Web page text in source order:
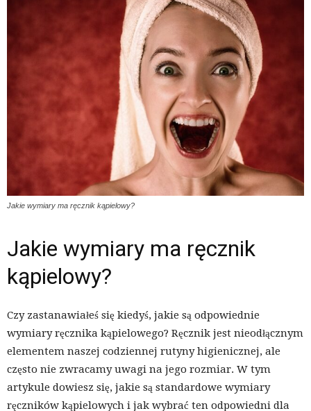
Jakie wymiary ma ręcznik kąpielowy?
Jakie wymiary ma ręcznik
kąpielowy?
Czy zastanawiałeś się kiedyś, jakie są odpowiednie
wymiary ręcznika kąpielowego? Ręcznik jest nieodłącznym
elementem naszej codziennej rutyny higienicznej, ale
często nie zwracamy uwagi na jego rozmiar. W tym
artykule dowiesz się, jakie są standardowe wymiary
ręczników kąpielowych i jak wybrać ten odpowiedni dla